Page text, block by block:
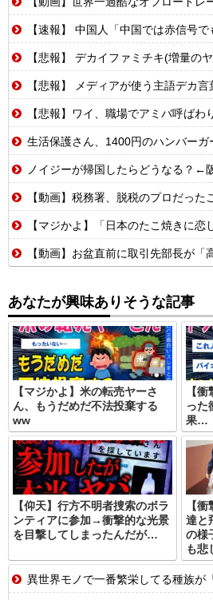
【速報】 中国人「中国では赤信号で
【悲報】 デカイファミチキ(増量のヤツ)だと思って買ったら小さかっ
【悲報】 メディアが使う主語デカ言葉の正
【悲報】ワイ、職場でアミバ呼ばわ
生活保護さん、1400円のハンバーガー
ノイジーが帰国したらどうなる？←阪神
【動画】税務署、脱税のプロだった
【マジかよ】「日本のたこ焼きに恋しちゃったのよw」日本留学した
【動画】お盆直前に取引先部長が「高級和牛ギフト500万円分、全部キャ
あなたが興味ありそうな記事
【マジかよ】米の転売ヤーさ
ん、もうだめだ不法投棄する
ww
【
った
果…
【仰天】行方不明者捜索のボラ
ンティアに参加→衝撃的な光景
を目撃してしまったんだが…
【
達と
の様
も悲
異世界モノで一番繁栄してる種族が